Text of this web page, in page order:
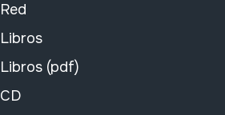
Red
Libros
Libros (pdf)
CD